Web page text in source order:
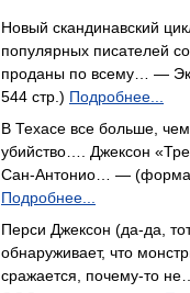
Новый скандинавский
популярных писателей
проданы по всему… —
544 стр.) Подробнее...
В Техасе все больше,
убийство…. Джексон
Сан-Антонио… —
Подробнее...
Перси Джексон (да-да,
обнаруживает, что
сражается, почему-то